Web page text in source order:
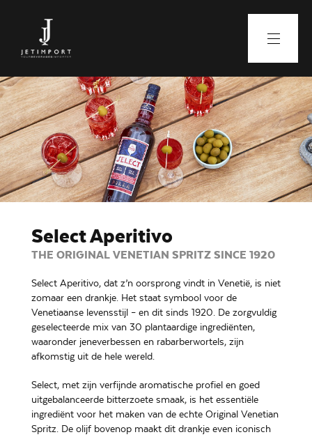
Select Aperitivo
THE ORIGINAL VENETIAN SPRITZ SINCE 1920
Select Aperitivo, dat z’n oorsprong vindt in Venetië, is niet
zomaar een drankje. Het staat symbool voor de
Venetiaanse levensstijl – en dit sinds 1920. De zorgvuldig
geselecteerde mix van 30 plantaardige ingrediënten,
waaronder jeneverbessen en rabarberwortels, zijn
afkomstig uit de hele wereld.
Select, met zijn verfijnde aromatische profiel en goed
uitgebalanceerde bitterzoete smaak, is het essentiële
ingrediënt voor het maken van de echte Original Venetian
Spritz. De olijf bovenop maakt dit drankje even iconisch